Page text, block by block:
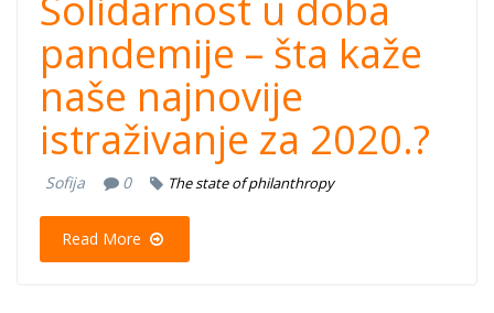
pandemije – šta kaže
naše najnovije
istraživanje za 2020.?
Sofija 0 The state of philanthropy
Read More